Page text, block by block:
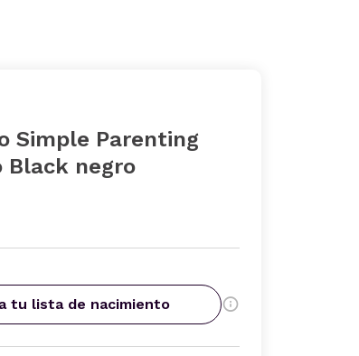
Simple Parenting
Black negro
tu lista de nacimiento